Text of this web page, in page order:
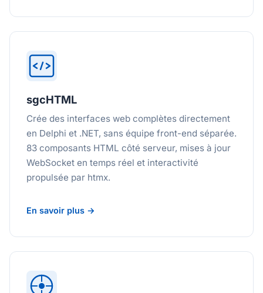
sgcHTML
Crée des interfaces web complètes directement
en Delphi et .NET, sans équipe front-end séparée.
83 composants HTML côté serveur, mises à jour
WebSocket en temps réel et interactivité
propulsée par htmx.
En savoir plus →